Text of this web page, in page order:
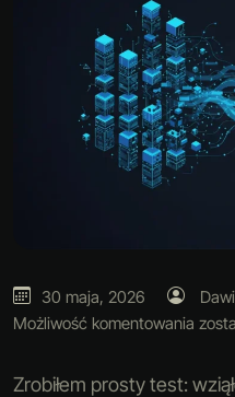
30 maja, 2026
Możliwość komentowania
Zrobiłem prosty test: